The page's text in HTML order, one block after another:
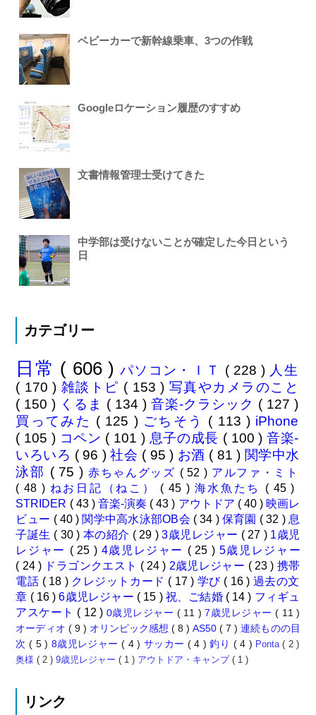
ベビーカーで新幹線乗車、3つの作戦
Googleロケーション履歴のすすめ
文書情報管理士受けてきた
中学部は受けないことが確定した今日という
日
カテゴリー
日常 ( 606 )パソコン・ＩＴ ( 228 ) 人生
( 170 ) 雑談トピ ( 153 ) 写真やカメラのこと
( 150 ) くるま ( 134 ) 音楽-クラシック ( 127 )
買ってみた ( 125 ) ごちそう ( 113 ) iPhone
( 105 ) コペン ( 101 ) 息子の成長 ( 100 )音楽-
いろいろ ( 96 )社会 ( 95 ) お酒 ( 81 ) 関学中水
泳部 ( 75 ) 赤ちゃんグッズ ( 52 ) アルファ・ミト
( 48 ) ねお日記（ねこ） ( 45 ) 海水魚たち ( 45 )
STRIDER ( 43 ) 音楽-演奏 ( 43 ) アウトドア ( 40 ) 映画レ
ビュー ( 40 ) 関学中高水泳部OB会 ( 34 ) 保育園 ( 32 ) 息
子誕生 ( 30 ) 本の紹介 ( 29 )3歳児レジャー ( 27 ) 1歳児
レジャー ( 25 ) 4歳児レジャー ( 25 ) 5歳児レジャー
( 24 ) ドラゴンクエスト ( 24 ) 2歳児レジャー ( 23 ) 携帯
電話 ( 18 ) クレジットカード ( 17 ) 学び ( 16 ) 過去の文
章 ( 16 )6歳児レジャー ( 15 ) 祝、ご結婚 ( 14 ) フィギュ
アスケート ( 12 ) 0歳児レジャー ( 11 )7歳児レジャー( 11 )
オーディオ ( 9 ) オリンピック感想( 8 )AS50( 7 )連続ものの目
次( 5 ) 8歳児レジャー( 4 ) サッカー ( 4 )釣り ( 4 ) Ponta( 2 )
奥様( 2 )9歳児レジャー( 1 ) アウトドア・キャンプ( 1 )
リンク